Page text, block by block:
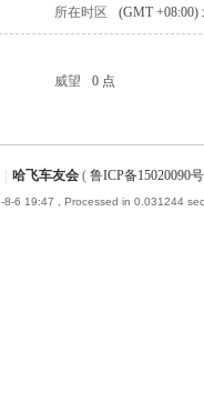
所在时区 (GMT +08:00)
威望
0 点
哈飞车友会 ( 鲁ICP备15020090
8-6 19:47 , Processed in 0.031244